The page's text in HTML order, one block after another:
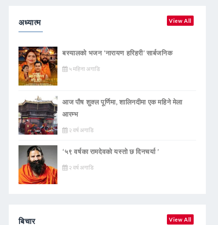
अध्यात्म View All
बस्यालको भजन ‘नारायण हरिहरी’ सार्बजनिक
५ महिना अगाडि
आज पौष शुक्ल पूर्णिमा, शालिनदीमा एक महिने मेला
आरम्भ
२ वर्ष अगाडि
‘५९ वर्षका रामदेवकाे यस्ताे छ दिनचर्या ’
२ वर्ष अगाडि
बिचार View All